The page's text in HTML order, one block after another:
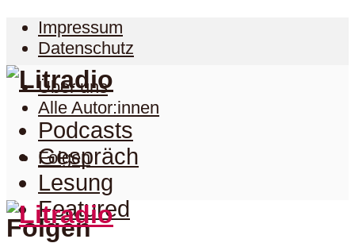
Impressum
Datenschutz
Über uns
Alle Autor:innen
Folgen
Folgen
Podcasts
Gespräch
Lesung
Featured